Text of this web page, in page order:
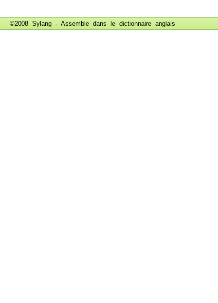
©2008 Sylang - Assemble dans le dictionnaire anglais